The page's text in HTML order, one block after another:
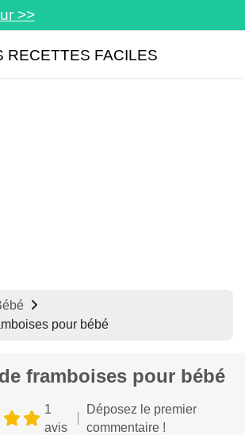
>>
RECETTES FACILES
pour bébé
framboises pour bébé
1
avis
Déposez le premier
commentaire !